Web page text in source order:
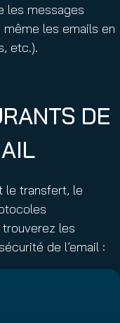
les messages
les emails en
etc.).
DE
le transfert, le
trouverez les
de l’email :